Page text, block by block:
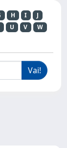
H I
J
U V
W